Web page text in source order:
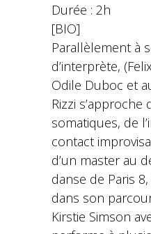
Durée : 2h
[BIO]
Parallèlement à
d’interprète,
Odile Duboc et
Rizzi
somatiques, de
contact
d’un master au
danse de Paris
dans son
Kirstie Simson